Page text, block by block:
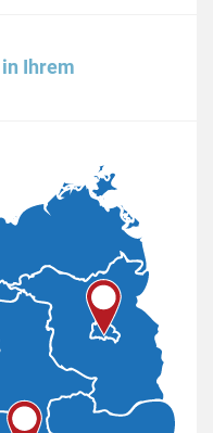
Ihrem